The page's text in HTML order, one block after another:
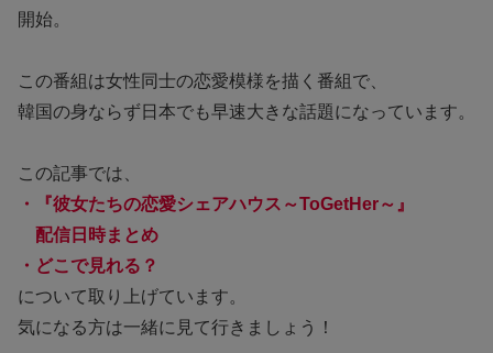
開始。
この番組は女性同士の恋愛模様を描く番組で、
韓国の身ならず日本でも早速大きな話題になっています。
この記事では、
・『彼女たちの恋愛シェアハウス～ToGetHer～』
配信日時まとめ
・どこで見れる？
について取り上げています。
気になる方は一緒に見て行きましょう！